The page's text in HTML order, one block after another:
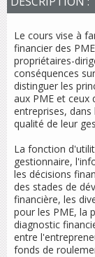
Le cours vise à
financier des
propriétaires-
conséquences
distinguer les
aux PME et ceux
entreprises,
qualité de leur
La fonction
gestionnaire,
les décisions
des stades de
financière, les
pour les PME, la
diagnostic
entre
fonds de